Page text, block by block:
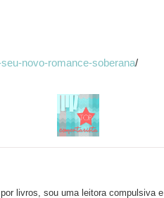
novo-romance-soberana/
livros, sou uma leitora compulsiva e